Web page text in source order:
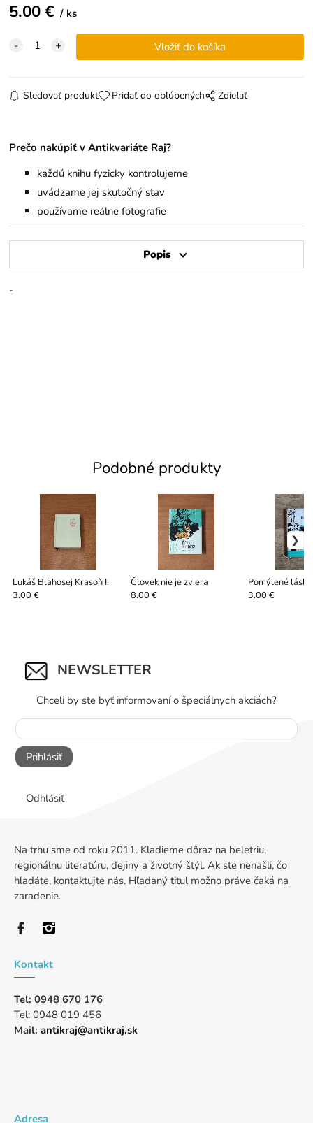
5.00€ ks
Sledovať produkt Pridať do obľúbených Zdielať
Prečo nakúpiť v Antikvariáte Raj?
každú knihu fyzicky kontrolujeme
uvádzame jej skutočný stav
používame reálne fotografie
Popis
-
Podobné produkty
Lukáš Blahosej Krasoň I.
3.00 €
Človek nie je zviera
8.00 €
Pomýlené lásky
3.00 €
NEWSLETTER
Chceli by ste byť informovaní o špeciálnych akciách?
Prihlásiť
Odhlásiť
Na trhu sme od roku 2011. Kladieme dôraz na beletriu,
regionálnu literatúru, dejiny a životný štýl. Ak ste nenašli, čo
hľadáte, kontaktujte nás. Hľadaný titul možno práve čaká na
zaradenie.
Kontakt
Tel: 0948 670 176
Tel: 0948 019 456
Mail: antikraj@antikraj.sk
Adresa